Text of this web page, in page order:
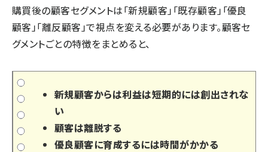
購買後の顧客セグメントは「新規顧客」「既存顧客」「優良
顧客」「離反顧客」で視点を変える必要があります。顧客セ
グメントごとの特徴をまとめると、
新規顧客からは利益は短期的には創出されな
い
顧客は離脱する
優良顧客に育成するには時間がかかる